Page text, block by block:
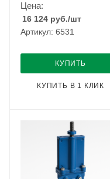
Цена:
16 124 руб./шт
Артикул: 6531
КУПИТЬ
КУПИТЬ В 1 КЛИК